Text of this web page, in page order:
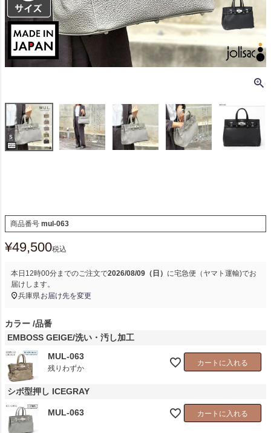
商品番号 mul-063
¥49,500税込
本日 12時00分までのご注文で2026/08/09（日） に宅急便（ヤマト運輸)でお
届けします。
兵庫県お届け先を変更
カラー 品番
EMBOSS GEIGE/洗い・汚し加工
MUL-063
残りわずか
カートに入れる
シボ型押し ICEGRAY
MUL-063 カートに入れる